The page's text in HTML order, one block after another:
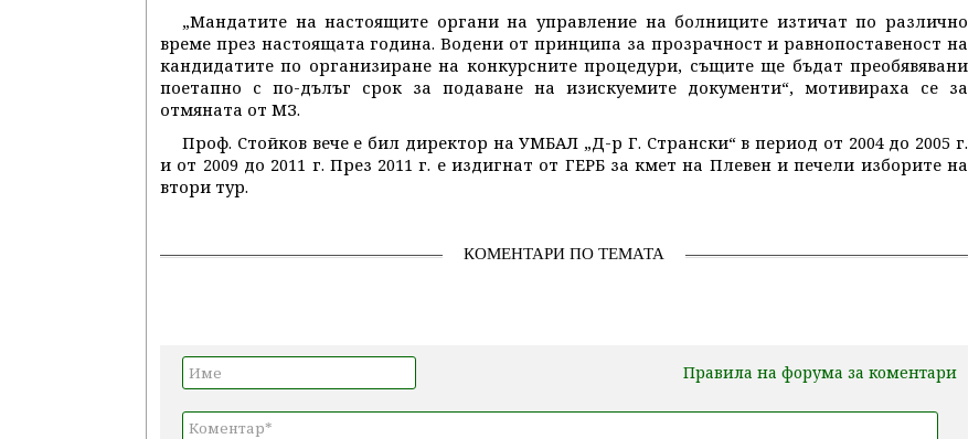
„Мандатите на настоящите органи на управление на болниците изтичат по различно
време през настоящата година. Водени от принципа за прозрачност и равнопоставеност на
кандидатите по организиране на конкурсните процедури, същите ще бъдат преобявявани
поетапно с по-дълъг срок за подаване на изискуемите документи“, мотивираха се за
отмяната от МЗ.
Проф. Стойков вече е бил директор на УМБАЛ „Д-р Г. Странски“ в период от 2004 до 2005 г.
и от 2009 до 2011 г. През 2011 г. е издигнат от ГЕРБ за кмет на Плевен и печели изборите на
втори тур.
КОМЕНТАРИ ПО ТЕМАТА
Правила на форума за коментари